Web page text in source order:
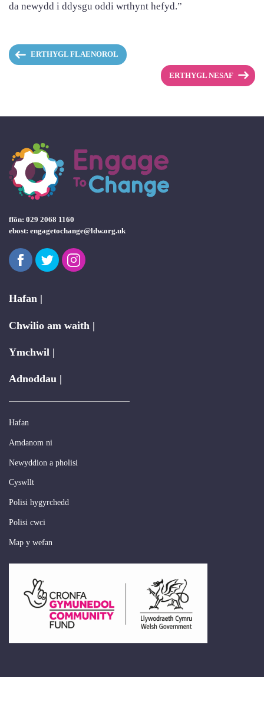
da newydd i ddysgu oddi wrthynt hefyd.”
ERTHYGL FLAENOROL
ERTHYGL NESAF
ffôn: 029 2068 1160
ebost: engagetochange@ldw.org.uk
FacebookTwitterInstagram
Hafan |
Chwilio am waith |
Ymchwil |
Adnoddau |
Hafan
Amdanom ni
Newyddion a pholisi
Cyswllt
Polisi hygyrchedd
Polisi cwci
Map y wefan